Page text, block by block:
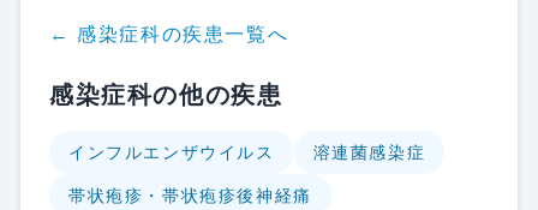
←感染症科の疾患一覧へ
感染症科の他の疾患
インフルエンザウイルス 溶連菌感染症
帯状疱疹・帯状疱疹後神経痛